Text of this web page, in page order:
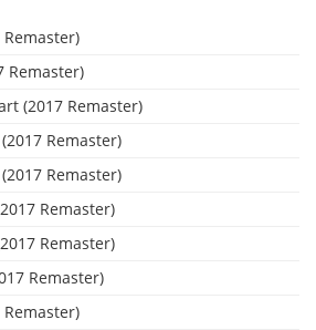
Remaster)
Remaster)
(2017 Remaster)
Remaster)
Remaster)
Remaster)
Remaster)
Remaster)
Remaster)